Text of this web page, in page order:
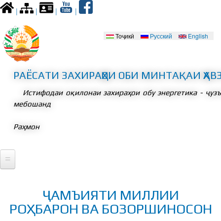
Skip to
main
| | | |
Забонҳо
Тоҷикӣ Русский English
РАЁСАТИ ЗАХИРАҲОИ ОБИ МИНТАҚАИ
Истифодаи оқилонаи захираҳои обу энергетика -
мебошанд
Раҳмон
Вохӯриҳо
ҶАМЪИЯТИ МИЛЛИИ
РОҲБАРОН ВА БОЗОРШИНОСОН